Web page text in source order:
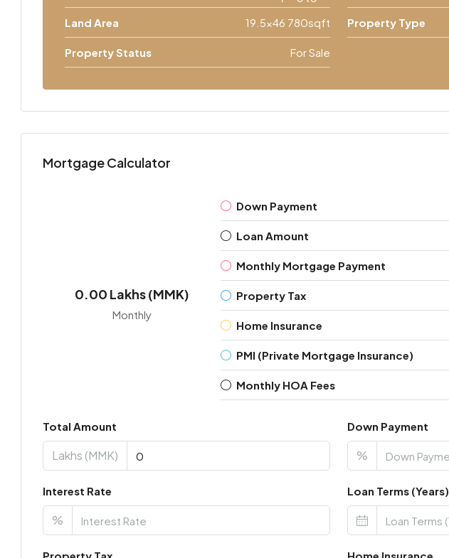
Land Area 19.5x46 780sqft Property Type
Property Status For Sale
Mortgage Calculator
0.00 Lakhs (MMK)
Monthly
Down Payment
Loan Amount
Monthly Mortgage Payment
Property Tax
Home Insurance
PMI (Private Mortgage Insurance)
Monthly HOA Fees
Total Amount
Lakhs (MMK)
Down Payment
%
Interest Rate
%
Loan Terms (Years)